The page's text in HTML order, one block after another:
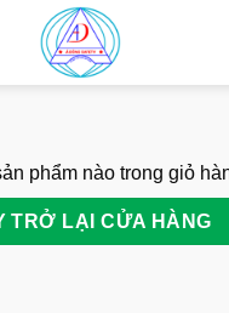
phẩm nào trong giỏ
TRỞ LẠI CỬA HÀNG